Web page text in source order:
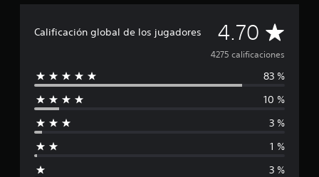
Calificación global de los jugadores 4.70 C
a
l
4275 calificaciones
83 %
10 %
3 %
1 %
3 %